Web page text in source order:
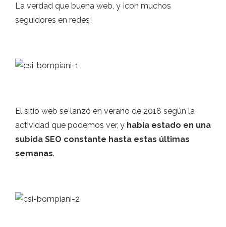
La verdad que buena web, y ¡con muchos
seguidores en redes!
El sitio web se lanzó en verano de 2018 según la
actividad que podemos ver, y había estado en una
subida SEO constante hasta estas últimas
semanas.